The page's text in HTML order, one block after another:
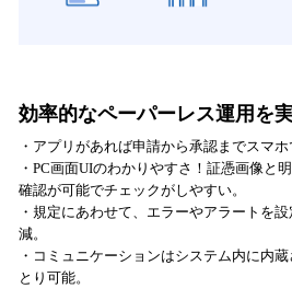
効率的なペーパーレス運用を
・アプリがあれば申請から承認までスマホ
・PC画面UIのわかりやすさ！証憑画像と
確認が可能でチェックがしやすい。
・規定にあわせて、エラーやアラートを
減。
・コミュニケーションはシステム内に内
とり可能。